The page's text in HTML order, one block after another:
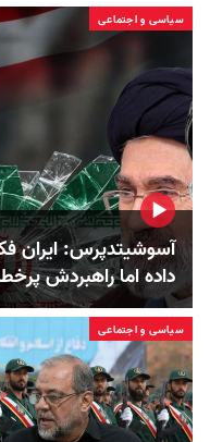
سیاسی و اجتماعی
آسوشیتدپرس: ایران
داده‌ اما راهبردش
سیاسی و اجتماعی